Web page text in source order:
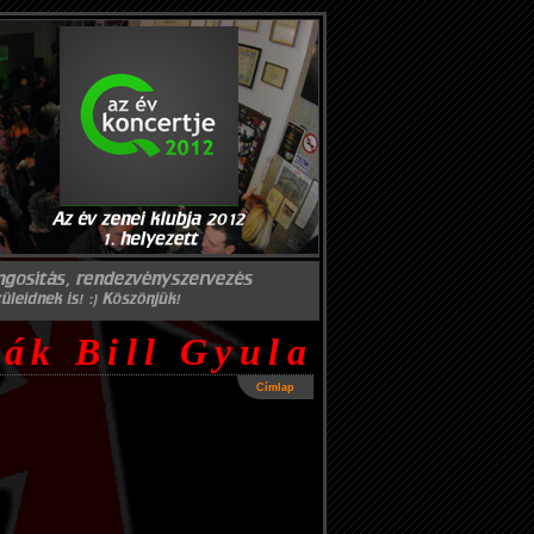
Bill Gyula
Címlap